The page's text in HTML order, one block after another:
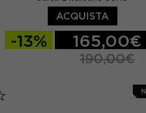
EUR 42,5 / US 9 EUR 43 /
ACQUISTA
-13% 165,00€
190,00€